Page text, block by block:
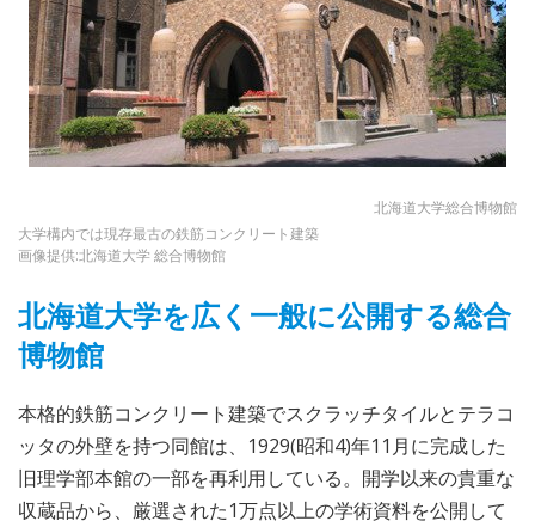
北海道大学総合博物館
大学構内では現存最古の鉄筋コンクリート建築
画像提供:北海道大学 総合博物館
北海道大学を広く一般に公開する総合
博物館
本格的鉄筋コンクリート建築でスクラッチタイルとテラコ
ッタの外壁を持つ同館は、1929(昭和4)年11月に完成した
旧理学部本館の一部を再利用している。開学以来の貴重な
収蔵品から、厳選された1万点以上の学術資料を公開して